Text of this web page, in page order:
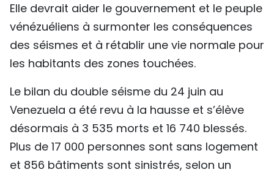
Elle devrait aider le gouvernement et le peuple
vénézuéliens à surmonter les conséquences
des séismes et à rétablir une vie normale pour
les habitants des zones touchées.
Le bilan du double séisme du 24 juin au
Venezuela a été revu à la hausse et s’élève
désormais à 3 535 morts et 16 740 blessés.
Plus de 17 000 personnes sont sans logement
et 856 bâtiments sont sinistrés, selon un